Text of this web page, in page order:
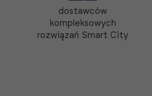
dostawców
kompleksowych
rozwiązań Smart City